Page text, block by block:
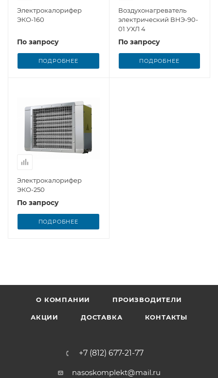
Электрокалорифер
ЭКО-160
По запросу
ПОДРОБНЕЕ
Воздухонагреватель
электрический ВНЭ-90-
01 УХЛ 4
По запросу
ПОДРОБНЕЕ
Электрокалорифер
ЭКО-250
По запросу
ПОДРОБНЕЕ
О КОМПАНИИ ПРОИЗВОДИТЕЛИ
АКЦИИ ДОСТАВКА КОНТАКТЫ
+7 (812) 677-21-77
nasoskomplekt@mail.ru